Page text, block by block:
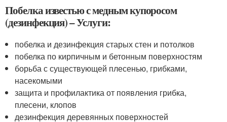
Побелка известью с медным купоросом
(дезинфекция) – Услуги:
побелка и дезинфекция старых стен и потолков
побелка по кирпичным и бетонным поверхностям
борьба с существующей плесенью, грибками,
насекомыми
защита и профилактика от появления грибка,
плесени, клопов
дезинфекция деревянных поверхностей